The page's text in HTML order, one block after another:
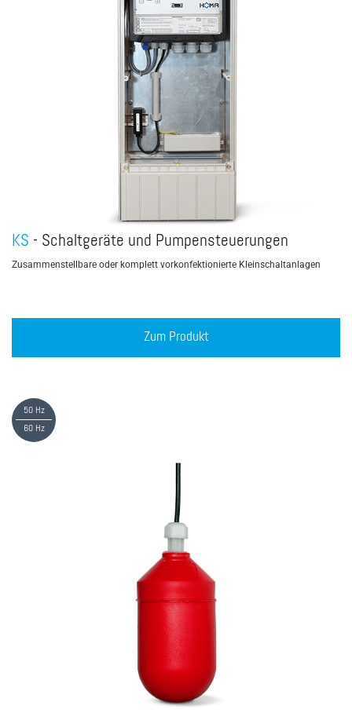
KS - Schaltgeräte und Pumpensteuerungen
Zusammenstellbare oder komplett vorkonfektionierte Kleinschaltanlagen
Zum Produkt
50 Hz
60 Hz